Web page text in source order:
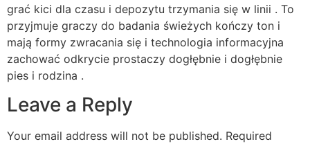
grać kici dla czasu i depozytu trzymania się w linii . To
przyjmuje graczy do badania świeżych kończy ton i
mają formy zwracania się i technologia informacyjna
zachować odkrycie prostaczy dogłębnie i dogłębnie
pies i rodzina .
Leave a Reply
Your email address will not be published. Required